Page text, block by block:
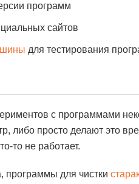
программ
сайтов
для тестирования
с программами
либо просто делают это
то не работает.
программы для чистки